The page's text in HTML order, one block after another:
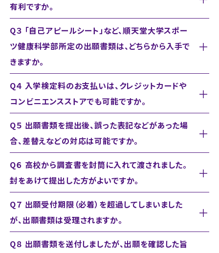
有利ですか。
Q３ 「自己アピールシート」など、順天堂大学スポー
ツ健康科学部所定の出願書類は、どちらから入手で
きますか。
Q４ 入学検定料のお支払いは、クレジットカードや
コンビニエンスストアでも可能ですか。
Q５ 出願書類を提出後、誤った表記などがあった場
合、差替えなどの対応は可能ですか。
Q６ 高校から調査書を封筒に入れて渡されました。
封をあけて提出した方がよいですか。
Q７ 出願受付期限（必着）を超過してしまいました
が、出願書類は受理されますか。
Q８ 出願書類を送付しましたが、出願を確認した旨